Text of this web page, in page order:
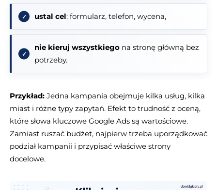
ustal cel: formularz, telefon, wycena,
nie kieruj wszystkiego na stronę główną bez
potrzeby.
Przykład: Jedna kampania obejmuje kilka usług, kilka
miast i różne typy zapytań. Efekt to trudność z oceną,
które słowa kluczowe Google Ads są wartościowe.
Zamiast ruszać budżet, najpierw trzeba uporządkować
podział kampanii i przypisać właściwe strony
docelowe.